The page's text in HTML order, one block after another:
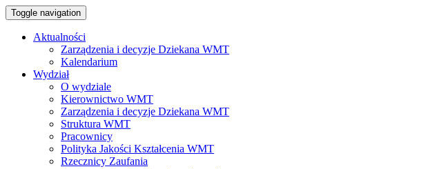
Toggle navigation
Aktualności
Zarządzenia i decyzje Dziekana WMT
Kalendarium
Wydział
O wydziale
Kierownictwo WMT
Zarządzenia i decyzje Dziekana WMT
Struktura WMT
Pracownicy
Polityka Jakości Kształcenia WMT
Rzecznicy Zaufania